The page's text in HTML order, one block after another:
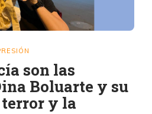
son las
Boluarte y su
y la